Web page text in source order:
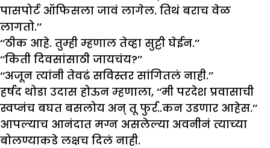
पासपोर्ट ऑफिसला जावं लागेल. तिथं बराच वेळ
लागतो.’’
‘‘ठीक आहे. तुम्ही म्हणाल तेव्हा सुट्टी घेईन.’’
‘‘किती दिवसांसाठी जायचंय?’’
‘‘अजून त्यांनी तेवढं सविस्तर सांगितलं नाही.’’
हर्षद थोडा उदास होऊन म्हणाला, ‘‘मी परदेश प्रवासाची
स्वप्नंच बघत बसलोय अन् तू फुर्र..कन उडणार आहेस.’’
आपल्याच आनंदात मग्न असलेल्या अवनीनं त्याच्या
बोलण्याकडे लक्षच दिलं नाही.